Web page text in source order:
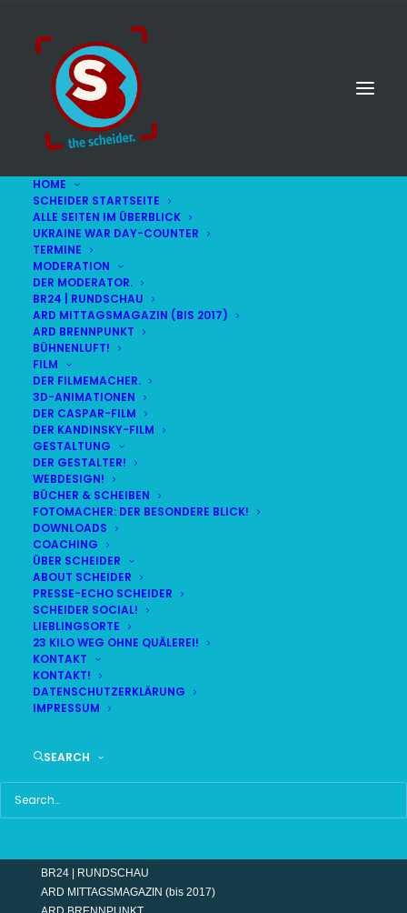
HOME
SCHEIDER STARTSEITE
ALLE SEITEN IM ÜBERBLICK
UKRAINE WAR DAY-COUNTER
TERMINE
MODERATION
DER MODERATOR.
BR24 | RUNDSCHAU
ARD MITTAGSMAGAZIN (BIS 2017)
ARD BRENNPUNKT
BÜHNENLUFT!
FILM
DER FILMEMACHER.
3D-ANIMATIONEN
DER CASPAR-FILM
DER KANDINSKY-FILM
GESTALTUNG
DER GESTALTER!
WEBDESIGN!
BÜCHER & SCHEIBEN
FOTOMACHER: DER BESONDERE BLICK!
DOWNLOADS
COACHING
ÜBER SCHEIDER
ABOUT SCHEIDER
PRESSE-ECHO SCHEIDER
SCHEIDER SOCIAL!
LIEBLINGSORTE
23 KILO WEG OHNE QUÄLEREI!
KONTAKT
KONTAKT!
DATENSCHUTZERKLÄRUNG
IMPRESSUM
SEARCH
© STEFAN SCHEIDER
LIVE(alle Termine
DEMNÄCHST:
FR
07
AUG
BR24 | 18.30 UHR
BR MÜNCHEN FREIMANN
HAUPTMENÜ
SCHEIDER STARTSEITE
UKRAINE WAR DAY-COUNTER
TERMINE
BR24 | RUNDSCHAU
ARD MITTAGSMAGAZIN (bis 2017)